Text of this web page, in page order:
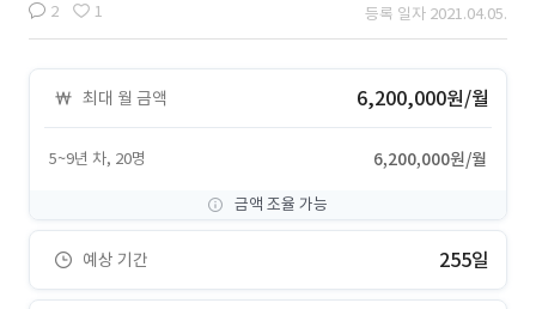
2 1 등록 일자 2021.04.05.
최대 월 금액 6,200,000원/월
5~9년 차, 20명 6,200,000원/월
금액 조율 가능
예상 기간 255일